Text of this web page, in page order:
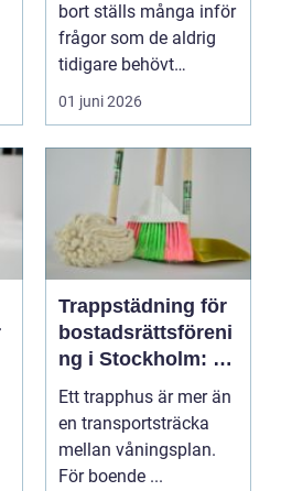
bort ställs många inför
frågor som de aldrig
tidigare behövt
fundera på. Prakt...
01 juni 2026
Trappstädning för
bostadsrättsföreni
ng i Stockholm: Så
skapas trygga och
trivsamma
trapphus
Ett trapphus är mer än
en transportsträcka
mellan våningsplan.
För boende ...